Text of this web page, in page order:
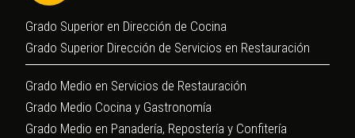
Grado Superior en Dirección de Cocina
Grado Superior Dirección de Servicios en Restauración
Grado Medio en Servicios de Restauración
Grado Medio Cocina y Gastronomía
Grado Medio en Panadería, Repostería y Confitería